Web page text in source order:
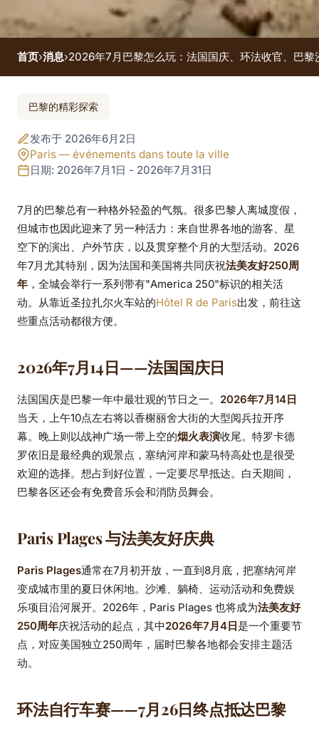
2026年7月巴黎怎么
玩：法国国庆、环法收
官、巴黎沙滩节与音乐
会
首页›消息›2026年7月巴黎怎么玩：法国国庆、环法收官、巴黎
巴黎的精彩探索
发布于 2026年6月2日
Paris — événements dans toute la ville
日期: 2026年7月1日 - 2026年7月31日
7月的巴黎总有一种格外轻盈的气氛。很多巴黎人离城度假，
但城市也因此迎来了另一种活力：来自世界各地的游客、星
空下的演出、户外节庆，以及贯穿整个月的大型活动。2026
年7月尤其特别，因为法国和美国将共同庆祝法美友好250周
年 ，全城会举行一系列带有"America 250"标识的相关活
动。从靠近圣拉扎尔火车站的Hôtel R de Paris出发，前往这
些重点活动都很方便。
2026年7月14日——法国国庆日
法国国庆是巴黎一年中最壮观的节日之一。 2026年7月14日
当天，上午10点左右将以香榭丽舍大街的大型阅兵拉开序
幕。晚上则以战神广场一带上空的烟火表演收尾。特罗卡德
罗依旧是最经典的观景点，塞纳河岸和蒙马特高处也是很受
欢迎的选择。想占到好位置，一定要尽早抵达。白天期间，
巴黎各区还会有免费音乐会和消防员舞会。
Paris Plages 与法美友好庆典
Paris Plages通常在7月初开放，一直到8月底，把塞纳河岸
变成城市里的夏日休闲地。沙滩、躺椅、运动活动和免费娱
乐项目沿河展开。2026年，Paris Plages 也将成为法美友好
250周年庆祝活动的起点，其中2026年7月4日是一个重要节
点，对应美国独立250周年，届时巴黎各地都会安排主题活
动。
环法自行车赛——7月26日终点抵达巴黎